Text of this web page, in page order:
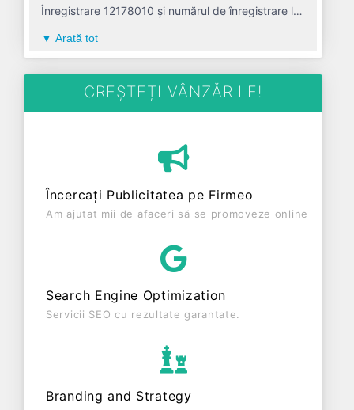
Înregistrare 12178010 și numărul de înregistrare la
4531. Cu sediul social poziționat în zona de Centru
a țării, în judetul ALBA, compania aduce o
CLAMISO SRL a fost fondată în anul 1999, având
o vechime de 27 ani. Conform ultimului bilanț,
cifră de afaceri de 268.616 RON, gestionând
operațiunile cu un număr mediu de 0 de salariați
activa din punct de vedere fiscal si are status:
FUNCTIUNE. Societatea nu este plătitoare de TVA.
Arată tot
CREȘTEȚI VÂNZĂRILE!
Încercați Publicitatea pe Firmeo
Am ajutat mii de afaceri să se promoveze online
Search Engine Optimization
Servicii SEO cu rezultate garantate.
Branding and Strategy